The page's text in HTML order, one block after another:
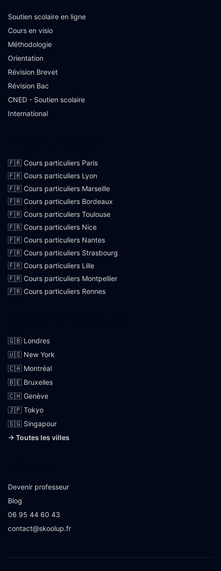
Soutien scolaire en ligne
Cours en visio
Méthodologie
Orientation
Révision Brevet
Révision Bac
CNED - Soutien scolaire
International
🇫🇷 Cours particuliers Paris
🇫🇷 Cours particuliers Lyon
🇫🇷 Cours particuliers Marseille
🇫🇷 Cours particuliers Bordeaux
🇫🇷 Cours particuliers Toulouse
🇫🇷 Cours particuliers Nice
🇫🇷 Cours particuliers Nantes
🇫🇷 Cours particuliers Strasbourg
🇫🇷 Cours particuliers Lille
🇫🇷 Cours particuliers Montpellier
🇫🇷 Cours particuliers Rennes
🇬🇧 Londres
🇺🇸 New York
🇨🇦 Montréal
🇧🇪 Bruxelles
🇨🇭 Genève
🇯🇵 Tokyo
🇸🇬 Singapour
→ Toutes les villes
Devenir professeur
Blog
06 95 44 60 43
contact@skoolup.fr